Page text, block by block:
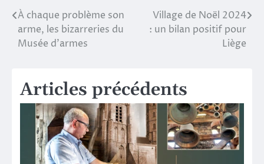
Navigation
de
À chaque problème son
arme, les bizarreries du
Musée d’armes
Village de Noël 2024
: un bilan positif pour
Liège
Articles précédents